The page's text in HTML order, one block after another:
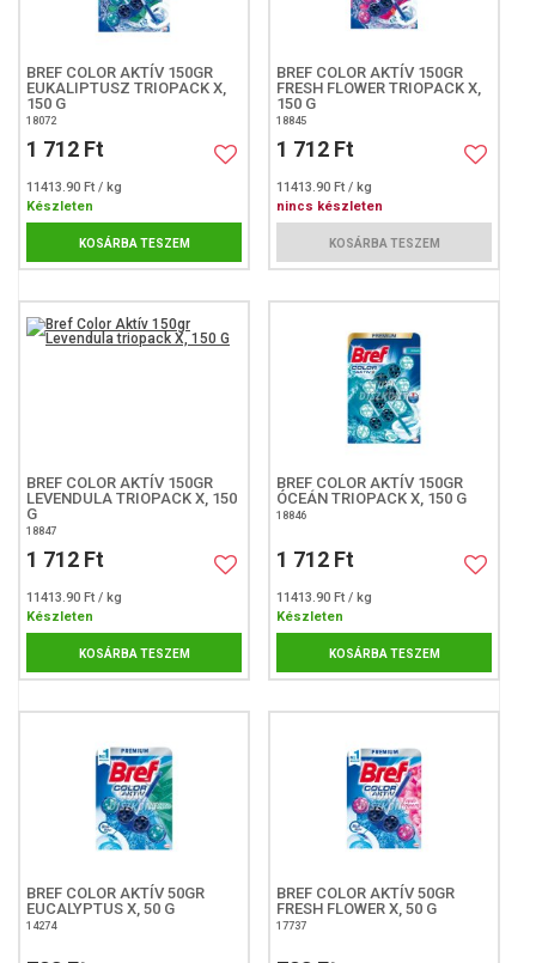
BREF COLOR AKTÍV 150GR
EUKALIPTUSZ TRIOPACK X,
150 G
18072
1 712 Ft
11413.90 Ft / kg
Készleten
KOSÁRBA TESZEM
BREF COLOR AKTÍV 150GR
FRESH FLOWER TRIOPACK X,
150 G
18845
1 712 Ft
11413.90 Ft / kg
nincs készleten
KOSÁRBA TESZEM
BREF COLOR AKTÍV 150GR
LEVENDULA TRIOPACK X, 150
G
18847
1 712 Ft
11413.90 Ft / kg
Készleten
KOSÁRBA TESZEM
BREF COLOR AKTÍV 150GR
ÓCEÁN TRIOPACK X, 150 G
18846
1 712 Ft
11413.90 Ft / kg
Készleten
KOSÁRBA TESZEM
BREF COLOR AKTÍV 50GR
EUCALYPTUS X, 50 G
14274
BREF COLOR AKTÍV 50GR
FRESH FLOWER X, 50 G
17737